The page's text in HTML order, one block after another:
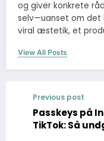
og giver konkrete
selv—uanset om det
viral æstetik, et
View All Posts
Previous post
Passkeys på
TikTok: Så